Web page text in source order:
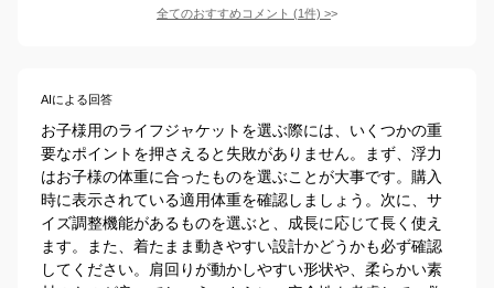
全てのおすすめコメント (1件) >
AIによる回答
お子様用のライフジャケットを選ぶ際には、いくつかの重
要なポイントを押さえると失敗がありません。まず、浮力
はお子様の体重に合ったものを選ぶことが大事です。購入
時に表示されている適用体重を確認しましょう。次に、サ
イズ調整機能があるものを選ぶと、成長に応じて長く使え
ます。また、着たまま動きやすい設計かどうかも必ず確認
してください。肩回りが動かしやすい形状や、柔らかい素